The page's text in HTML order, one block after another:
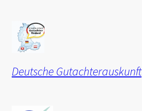
Deutsche Gutachterauskunft